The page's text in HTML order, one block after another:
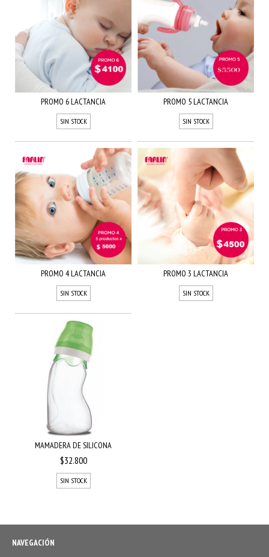
PROMO 6 LACTANCIA
SIN STOCK
PROMO 5 LACTANCIA
SIN STOCK
PROMO 4 LACTANCIA
SIN STOCK
PROMO 3 LACTANCIA
SIN STOCK
MAMADERA DE SILICONA
$32.800
SIN STOCK
NAVEGACIÓN